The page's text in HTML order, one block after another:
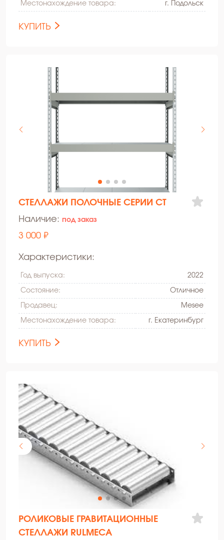
Местонахождение товара: г. Подольск
КУПИТЬ
СТЕЛЛАЖИ ПОЛОЧНЫЕ СЕРИИ СТ
Наличие: под заказ
3 000 ₽
Характеристики:
Год выпуска: 2022
Состояние: Oтличное
Продавец: Mesee
Местонахождение товара: г. Екатеринбург
КУПИТЬ
РОЛИКОВЫЕ ГРАВИТАЦИОННЫЕ
СТЕЛЛАЖИ RULMECA